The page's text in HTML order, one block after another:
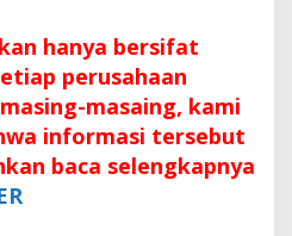
hanya bersifat
perusahaan
masaing, kami
informasi tersebut
baca selengkapnya